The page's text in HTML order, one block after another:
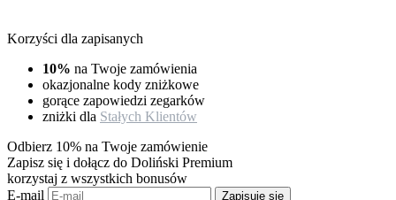
Korzyści dla zapisanych
10% na Twoje zamówienia
okazjonalne kody zniżkowe
gorące zapowiedzi zegarków
zniżki dla Stałych Klientów
Odbierz 10% na Twoje zamówienie
Zapisz się i dołącz do Doliński Premium
korzystaj z wszystkich bonusów
E-mail
Zapisuję się